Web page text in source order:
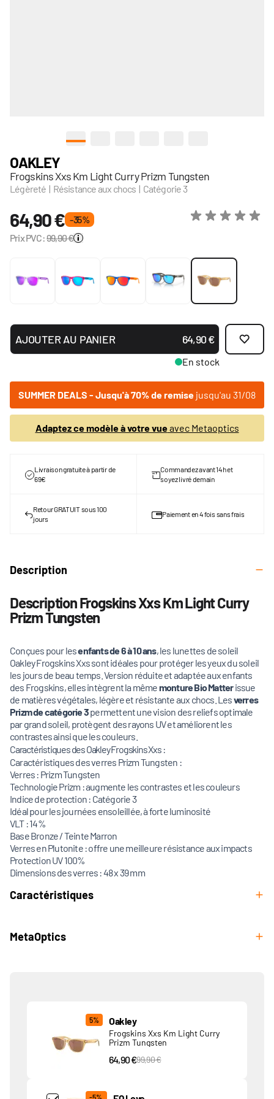
OAKLEY
Frogskins Xxs Km Light Curry Prizm Tungsten
Légèreté | Résistance aux chocs | Catégorie 3
64,90 € - 35 %
Prix PVC:99,90 €
AJOUTER AU PANIER 64,90 €
En stock
SUMMER DEALS - Jusqu'à 70% de remise jusqu'au 31/08
Adaptez ce modèle à votre vueavec Metaoptics
Livraison gratuite à partir de
69€
Commandez avant 14h et
soyez livré demain
Retour GRATUIT sous 100
jours
Paiement en 4 fois sans frais
Description
Description Frogskins Xxs Km Light Curry
Prizm Tungsten
Conçues pour lesenfants de 6 à 10 ans, les lunettes de soleil
Oakley Frogskins Xxs sont idéales pour protéger les yeux du soleil
les jours de beau temps. Version réduite et adaptée aux enfants
des Frogskins, elles intègrent la mêmemonture Bio Matterissue
de matières végétales, légère et résistante aux chocs. Lesverres
Prizm de catégorie 3permettent une vision des reliefs optimale
par grand soleil, protègent des rayons UV et améliorent les
contrastes ainsi que les couleurs.
Caractéristiques des Oakley Frogskins Xxs :
Caractéristiques des verres Prizm Tungsten :
Verres : Prizm Tungsten
Technologie Prizm : augmente les contrastes et les couleurs
Indice de protection : Catégorie 3
Idéal pour les journées ensoleillée, à forte luminosité
VLT : 14%
Base Bronze / Teinte Marron
Verres en Plutonite : offre une meilleure résistance aux impacts
Protection UV 100%
Dimensions des verres : 48 x 39 mm
Caractéristiques
MetaOptics
5% Oakley
Frogskins Xxs Km Light Curry
Prizm Tungsten
64,90 €PVC Price
99,90 €
-5%